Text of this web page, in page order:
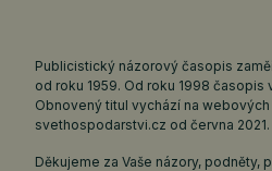
Publicistický názorový časopis
od roku 1959. Od roku 1998 časopis
Obnovený titul vychází na webových
svethospodarstvi.cz od června 2021.
Děkujeme za Vaše názory, podněty,